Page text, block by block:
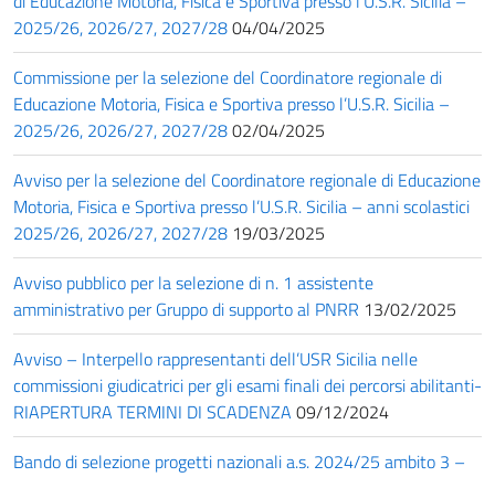
2025/26, 2026/27, 2027/2804/04/2025
Commissione per la selezione del Coordinatore regionale di
Educazione Motoria, Fisica e Sportiva presso l’U.S.R. Sicilia –
2025/26, 2026/27, 2027/2802/04/2025
Avviso per la selezione del Coordinatore regionale di Educazione
Motoria, Fisica e Sportiva presso l’U.S.R. Sicilia – anni scolastici
2025/26, 2026/27, 2027/28 19/03/2025
Avviso pubblico per la selezione di n. 1 assistente
amministrativo per Gruppo di supporto al PNRR 13/02/2025
Avviso – Interpello rappresentanti dell’USR Sicilia nelle
commissioni giudicatrici per gli esami finali dei percorsi abilitanti-
RIAPERTURA TERMINI DI SCADENZA 09/12/2024
Bando di selezione progetti nazionali a.s. 2024/25 ambito 3 –